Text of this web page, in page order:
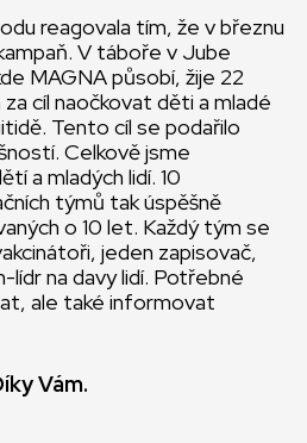
reagovala tím, že v březnu
V táboře v Jube
MAGNA působí, žije 22
cíl naočkovat děti a mladé
Tento cíl se podařilo
Celkově jsme
a mladých lidí. 10
týmů tak úspěšně
o 10 let. Každý tým se
jeden zapisovač,
na davy lidí. Potřebné
ale také informovat
Vám.